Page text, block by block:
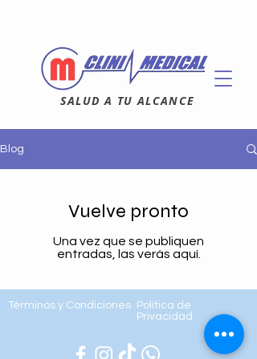
SALUD A TU ALCANCE
Blog
Vuelve pronto
Una vez que se publiquen
entradas, las verás aquí.
Términos y Condiciones
Política de
Privacidad